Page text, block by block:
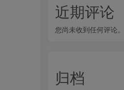
近期评论
您尚未收到任何评论。
归档